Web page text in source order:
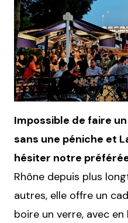
Impossible de faire
sans une péniche et
hésiter notre
Rhône depuis plus
autres, elle offre un
boire un verre, avec en